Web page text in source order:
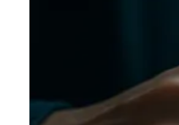
Anuncie no Portal
Verificar Empresa
Novo